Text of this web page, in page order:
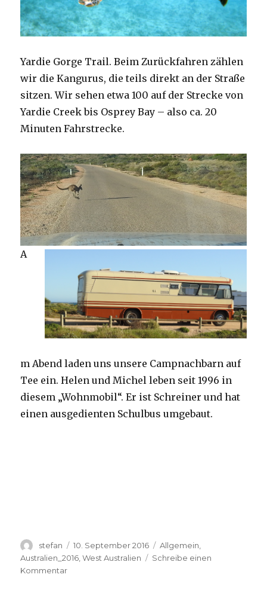
Yardie Gorge Trail. Beim Zurückfahren zählen
wir die Kangurus, die teils direkt an der Straße
sitzen. Wir sehen etwa 100 auf der Strecke von
Yardie Creek bis Osprey Bay – also ca. 20
Minuten Fahrstrecke.
A
m Abend laden uns unsere Campnachbarn auf
Tee ein. Helen und Michel leben seit 1996 in
diesem „Wohnmobil“. Er ist Schreiner und hat
einen ausgedienten Schulbus umgebaut.
Autor
stefan
Veröffentlicht
am
10. September 2016 Kategorien
Allgemein
Australien_2016 ,West Australien
Schreibe einen
Kommentarzu